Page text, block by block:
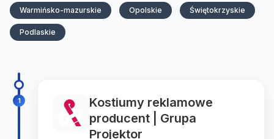
Warmińsko-mazurskie Opolskie Świętokrzyskie
Podlaskie
1
Kostiumy reklamowe
producent | Grupa
Projektor